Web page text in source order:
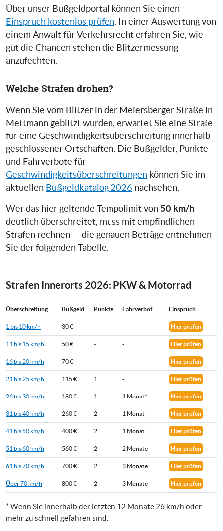
Über unser Bußgeldportal können Sie einen
Einspruch kostenlos prüfen. In einer Auswertung von
einem Anwalt für Verkehrsrecht erfahren Sie, wie
gut die Chancen stehen die Blitzermessung
anzufechten.
Welche Strafen drohen?
Wenn Sie vom Blitzer in der Meiersberger Straße in
Mettmann geblitzt wurden, erwartet Sie eine Strafe
für eine Geschwindigkeitsüberschreitung innerhalb
geschlossener Ortschaften. Die Bußgelder, Punkte
und Fahrverbote für
Geschwindigkeitsüberschreitungen können Sie im
aktuellen Bußgeldkatalog 2026 nachsehen.
Wer das hier geltende Tempolimit von 50 km/h
deutlich überschreitet, muss mit empfindlichen
Strafen rechnen — die genauen Beträge entnehmen
Sie der folgenden Tabelle.
Strafen Innerorts 2026: PKW & Motorrad
Überschreitung Bußgeld Punkte Fahrverbot Einspruch
1 bis 10 km/h 30 € - - Hier prüfen
11 bis 15 km/h 50 € - - Hier prüfen
16 bis 20 km/h 70 € - - Hier prüfen
21 bis 25 km/h 115 € 1 - Hier prüfen
26 bis 30 km/h 180 € 1 1 Monat* Hier prüfen
31 bis 40 km/h 260 € 2 1 Monat Hier prüfen
41 bis 50 km/h 400 € 2 1 Monat Hier prüfen
51 bis 60 km/h 560 € 2 2 Monate Hier prüfen
61 bis 70 km/h 700 € 2 3 Monate Hier prüfen
Über 70 km/h 800 € 2 3 Monate Hier prüfen
* Wenn Sie innerhalb der letzten 12 Monate 26 km/h oder
mehr zu schnell gefahren sind.